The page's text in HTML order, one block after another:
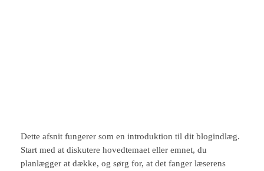
Dette afsnit fungerer som en introduktion til dit blogindlæg.
Start med at diskutere hovedtemaet eller emnet, du
planlægger at dække, og sørg for, at det fanger læserens